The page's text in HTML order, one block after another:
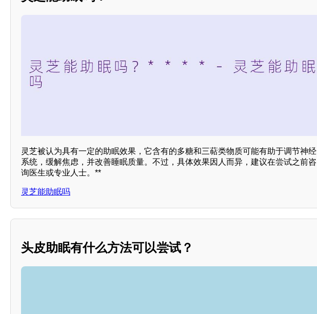
灵芝被认为具有一定的助眠效果，它含有的多糖和三萜类物质可能有助于调节神经
系统，缓解焦虑，并改善睡眠质量。不过，具体效果因人而异，建议在尝试之前咨
询医生或专业人士。**
灵芝能助眠吗
头皮助眠有什么方法可以尝试？